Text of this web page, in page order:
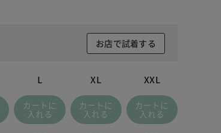
お店で試着する
L
カートに
入れる
XL
カートに
入れる
XXL
カートに
入れる